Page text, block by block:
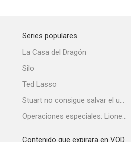
Series populares
La Casa del Dragón
Silo
Ted Lasso
Stuart no consigue salvar el universo
Operaciones especiales: Lioness
Contenido que expirara en VOD